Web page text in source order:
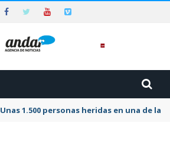
Unas 1.500 personas heridas en una de